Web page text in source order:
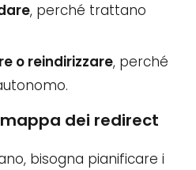
, perché trattano
o reindirizzare, perché
dei redirect
bisogna pianificare i